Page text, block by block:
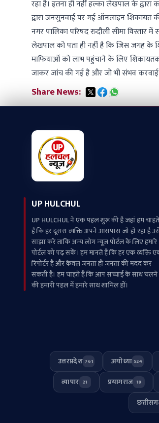
रहा है। इतना ही नहीं हल्का लेखपाल के
द्वारा जनसुनवाई पर गई ऑनलाइन शिकायत
नगर पालिका परिषद रुदौली सीमा
लेखपाल को पता ही नहीं है कि जिस जगह के
माफियाओं को लाभ पहुंचाने के लिए
जाकर जांच की गई है और जो भी संभव करवाई
Share News:
UP HULCHUL
UP HULCHUL ने एक पहल शुरू की है जहां हम चाहते
हैं कि हर दूसरा व्‍यक्ति अपने आसपास जो हो रहा है
साझा करे ताकि अन्‍य लोग न्‍यूज पोर्टल के लिए हमारे
पोर्टल को पढ़ सकें। हम मानते हैं कि हर एक व्यक्ति
रिपोर्टर है और केवल जनता ही जनता की मदद कर
सकती है। हम चाहते हैं कि आप सच्चाई के साथ चलने
की हमारी पहल में हमारे साथ शामिल हों।
उत्तरप्रदेश 761 अयोध्या 524
व्यापार 21 प्रयागराज 19